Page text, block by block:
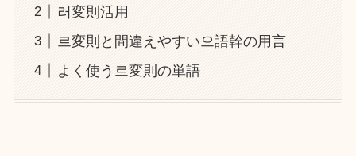
러変則活用
르変則と間違えやすい으語幹の用言
よく使う르変則の単語